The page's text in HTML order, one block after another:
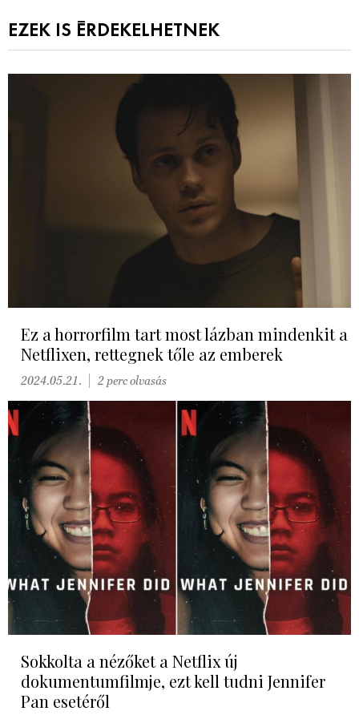
EZEK IS ÉRDEKELHETNEK
Ez a horrorfilm tart most lázban mindenkit a
Netflixen, rettegnek tőle az emberek
2024.05.21. 2 perc olvasás
Sokkolta a nézőket a Netflix új
dokumentumfilmje, ezt kell tudni Jennifer
Pan esetéről